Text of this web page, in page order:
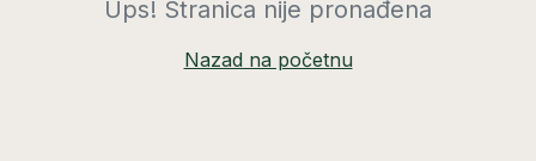
Ups! Stranica nije pronađena
Nazad na početnu